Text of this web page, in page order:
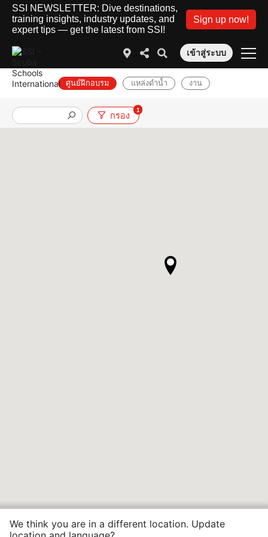
SSI NEWSLETTER: Dive destinations,
training insights, industry updates, and
expert tips — get the latest from SSI!
Sign up now!
เข้าสู่ระบบ
ศูนย์ฝึกอบรม แหล่งดำน้ำ งาน
กรอง
1
We think you are in a different location. Update